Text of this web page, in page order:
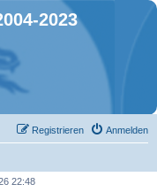
2023
Anmelden
Registrieren
22:48